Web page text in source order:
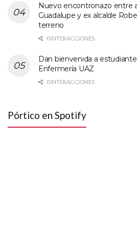
Nuevo encontronazo entre
Guadalupe y ex alcalde
terreno
0 INTERACCIONES
Dan bienvenida a
Enfermería UAZ
0 INTERACCIONES
Pórtico en Spotify